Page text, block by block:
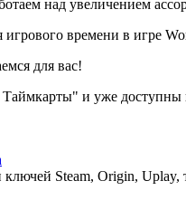
над увеличением
времени в игре
для вас!
и уже доступны
Steam, Origin,